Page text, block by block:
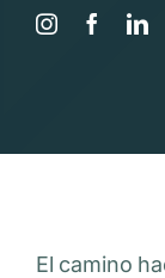
El camino